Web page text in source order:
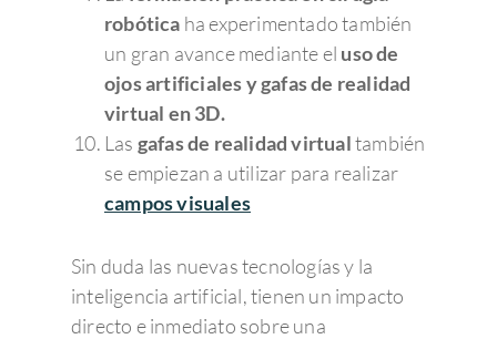
robótica ha experimentado también
un gran avance mediante el uso de
ojos artificiales y gafas de realidad
virtual en 3D.
Las gafas de realidad virtualtambién
se empiezan a utilizar para realizar
campos visuales
Sin duda las nuevas tecnologías y la
inteligencia artificial, tienen un impacto
directo e inmediato sobre unaEnfermedades